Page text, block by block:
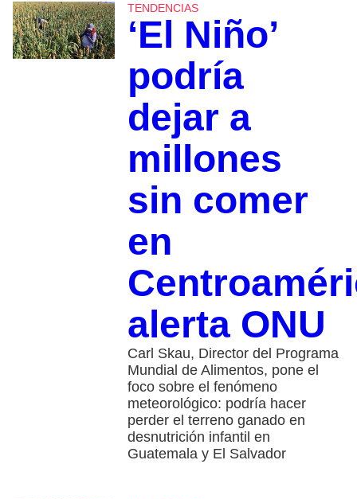
TENDENCIAS
‘El Niño’
podría
dejar a
millones
sin comer
en
alerta ONU
Carl Skau, Director del Programa
Mundial de Alimentos, pone el
foco sobre el fenómeno
meteorológico: podría hacer
perder el terreno ganado en
desnutrición infantil en
Guatemala y El Salvador